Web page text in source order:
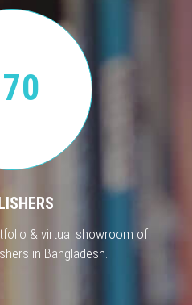
& virtual showroom of
in Bangladesh.